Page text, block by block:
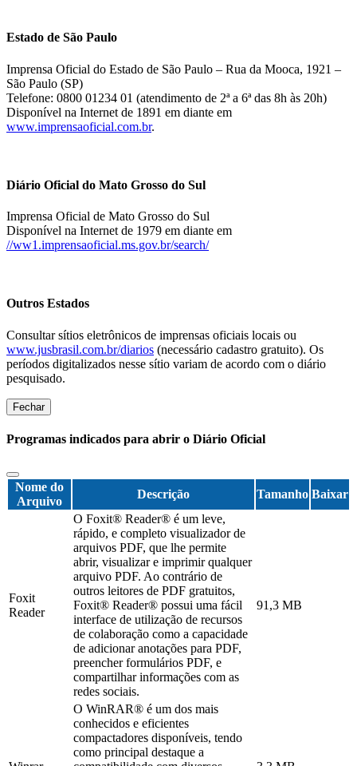
Estado de São Paulo
Imprensa Oficial do Estado de São Paulo – Rua da Mooca, 1921 –
São Paulo (SP)
Telefone: 0800 01234 01 (atendimento de 2ª a 6ª das 8h às 20h)
Disponível na Internet de 1891 em diante em
www.imprensaoficial.com.br.
Diário Oficial do Mato Grosso do Sul
Imprensa Oficial de Mato Grosso do Sul
Disponível na Internet de 1979 em diante em
//ww1.imprensaoficial.ms.gov.br/search/
Outros Estados
Consultar sítios eletrônicos de imprensas oficiais locais ou
www.jusbrasil.com.br/diarios (necessário cadastro gratuito). Os
períodos digitalizados nesse sítio variam de acordo com o diário
pesquisado.
Fechar
Programas indicados para abrir o Diário Oficial
Nome do
Arquivo
Descrição Tamanho Baixar
Foxit
Reader
O Foxit® Reader® é um leve,
rápido, e completo visualizador de
arquivos PDF, que lhe permite
abrir, visualizar e imprimir qualquer
arquivo PDF. Ao contrário de
outros leitores de PDF gratuitos,
Foxit® Reader® possui uma fácil
interface de utilização de recursos
de colaboração como a capacidade
de adicionar anotações para PDF,
preencher formulários PDF, e
compartilhar informações com as
redes sociais.
91,3 MB
O WinRAR® é um dos mais
conhecidos e eficientes
compactadores disponíveis, tendo
como principal destaque a